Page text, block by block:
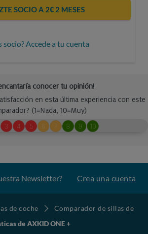
SOCIO A 2€ 2 MESES
socio? Accede a tu cuenta
Newsletter? Crea una cuenta
de coche
Comparador de sillas de
de AXKID ONE +